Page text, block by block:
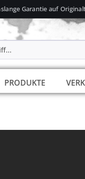
Garantie auf
PRODUKTE